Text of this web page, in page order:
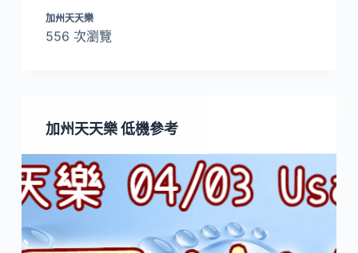
加州天天樂
556 次瀏覽
加州天天樂 低機參考